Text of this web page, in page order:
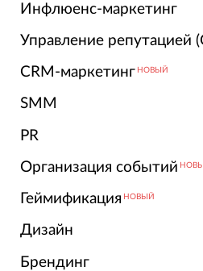
Инфлюенс-маркетинг
Управление репутацией
CRM-маркетинг НОВЫЙ
SMM
PR
Организация событий
Геймификация НОВЫЙ
Дизайн
Брендинг